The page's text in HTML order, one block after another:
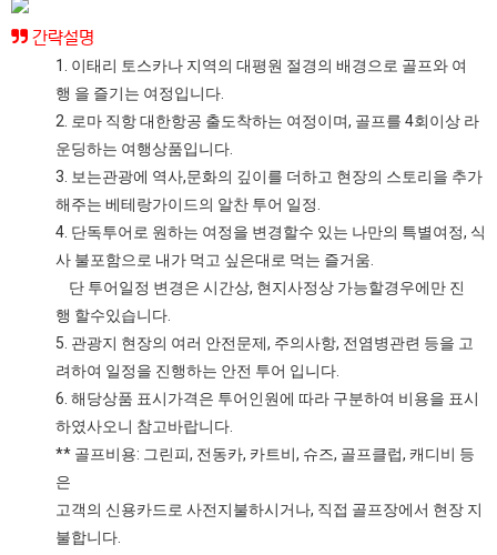
간략설명
1. 이태리 토스카나 지역의 대평원 절경의 배경으로 골프와 여
행 을 즐기는 여정입니다.
2. 로마 직항 대한항공 출도착하는 여정이며, 골프를 4회이상 라
운딩하는 여행상품입니다.
3. 보는관광에 역사,문화의 깊이를 더하고 현장의 스토리을 추가
해주는 베테랑가이드의 알찬 투어 일정.
4. 단독투어로 원하는 여정을 변경할수 있는 나만의 특별여정, 식
사 불포함으로 내가 먹고 싶은대로 먹는 즐거움.
단 투어일정 변경은 시간상, 현지사정상 가능할경우에만 진
행 할수있습니다.
5. 관광지 현장의 여러 안전문제, 주의사항, 전염병관련 등을 고
려하여 일정을 진행하는 안전 투어 입니다.
6. 해당상품 표시가격은 투어인원에 따라 구분하여 비용을 표시
하였사오니 참고바랍니다.
** 골프비용: 그린피, 전동카, 카트비, 슈즈, 골프클럽, 캐디비 등
은
고객의 신용카드로 사전지불하시거나, 직접 골프장에서 현장 지
불합니다.